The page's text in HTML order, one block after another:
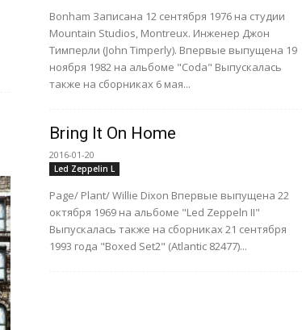
Bonham Записана 12 сентября 1976 на студии
Mountain Studios, Montreux. Инженер Джон
Тимперли (John Timperly). Впервые выпущена 19
ноября 1982 на альбоме "Coda" Выпускалась
также на сборниках 6 мая...
Bring It On Home
2016-01-20
Led Zeppelin L
Page/ Plant/ Willie Dixon Впервые выпущена 22
октября 1969 на альбоме "Led Zeppeln II"
Выпускалась также на сборниках 21 сентября
1993 года "Boxed Set2" (Atlantic 82477)...